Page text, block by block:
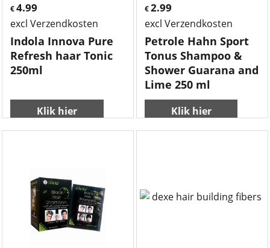
€ 4.99
excl Verzendkosten
Indola Innova Pure
Refresh haar Tonic
250ml
Klik hier
€2.99
excl Verzendkosten
Petrole Hahn Sport
Tonus Shampoo &
Shower Guarana and
Lime 250 ml
Klik hier